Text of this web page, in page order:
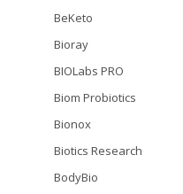
BeKeto
Bioray
BIOLabs PRO
Biom Probiotics
Bionox
Biotics Research
BodyBio